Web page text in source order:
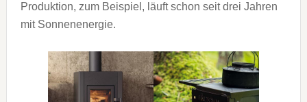
Produktion, zum Beispiel, läuft schon seit drei Jahren
mit Sonnenenergie.